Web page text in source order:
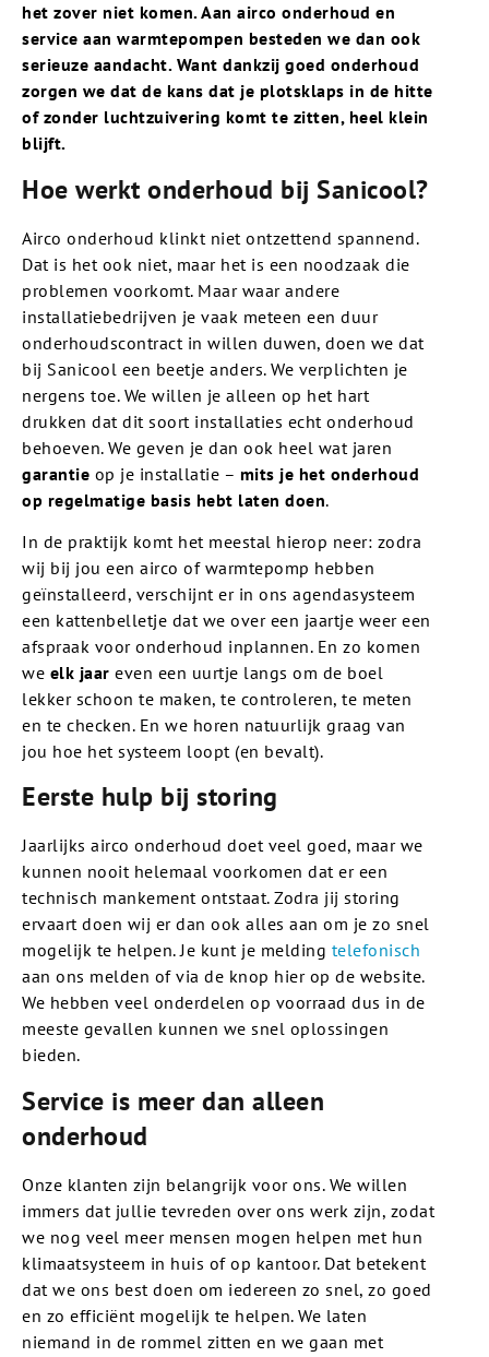
het zover niet komen. Aan airco onderhoud en
service aan warmtepompen besteden we dan ook
serieuze aandacht. Want dankzij goed onderhoud
zorgen we dat de kans dat je plotsklaps in de hitte
of zonder luchtzuivering komt te zitten, heel klein
blijft.
Hoe werkt onderhoud bij Sanicool?
Airco onderhoud klinkt niet ontzettend spannend.
Dat is het ook niet, maar het is een noodzaak die
problemen voorkomt. Maar waar andere
installatiebedrijven je vaak meteen een duur
onderhoudscontract in willen duwen, doen we dat
bij Sanicool een beetje anders. We verplichten je
nergens toe. We willen je alleen op het hart
drukken dat dit soort installaties echt onderhoud
behoeven. We geven je dan ook heel wat jaren
garantie op je installatie – mits je het onderhoud
op regelmatige basis hebt laten doen.
In de praktijk komt het meestal hierop neer: zodra
wij bij jou een airco of warmtepomp hebben
geïnstalleerd, verschijnt er in ons agendasysteem
een kattenbelletje dat we over een jaartje weer een
afspraak voor onderhoud inplannen. En zo komen
we elk jaar even een uurtje langs om de boel
lekker schoon te maken, te controleren, te meten
en te checken. En we horen natuurlijk graag van
jou hoe het systeem loopt (en bevalt).
Eerste hulp bij storing
Jaarlijks airco onderhoud doet veel goed, maar we
kunnen nooit helemaal voorkomen dat er een
technisch mankement ontstaat. Zodra jij storing
ervaart doen wij er dan ook alles aan om je zo snel
mogelijk te helpen. Je kunt je melding telefonisch
aan ons melden of via de knop hier op de website.
We hebben veel onderdelen op voorraad dus in de
meeste gevallen kunnen we snel oplossingen
bieden.
Service is meer dan alleen
onderhoud
Onze klanten zijn belangrijk voor ons. We willen
immers dat jullie tevreden over ons werk zijn, zodat
we nog veel meer mensen mogen helpen met hun
klimaatsysteem in huis of op kantoor. Dat betekent
dat we ons best doen om iedereen zo snel, zo goed
en zo efficiënt mogelijk te helpen. We laten
niemand in de rommel zitten en we gaan met